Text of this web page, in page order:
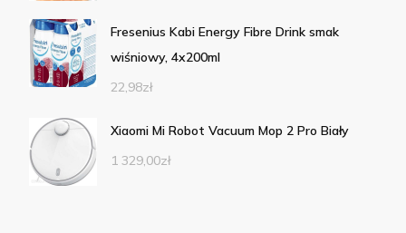
Fresenius Kabi Energy Fibre Drink smak
wiśniowy, 4x200ml
22,98zł
Xiaomi Mi Robot Vacuum Mop 2 Pro Biały
1 329,00zł